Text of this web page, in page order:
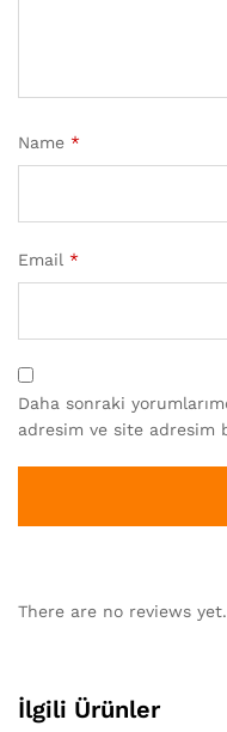
Name *
Email *
Daha sonraki
adresim ve site adresim
There are no reviews yet.
İlgili Ürünler